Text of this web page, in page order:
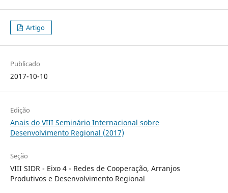
Artigo
Publicado
2017-10-10
Edição
Anais do VIII Seminário Internacional sobre
Desenvolvimento Regional (2017)
Seção
VIII SIDR - Eixo 4 - Redes de Cooperação, Arranjos
Produtivos e Desenvolvimento Regional